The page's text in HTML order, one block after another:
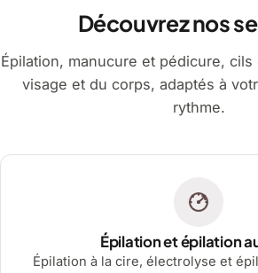
Découvrez nos
Épilation, manucure et pédicure,
visage et du corps, adaptés à
rythme.
Épilation et épilation
Épilation à la cire, électrolyse et